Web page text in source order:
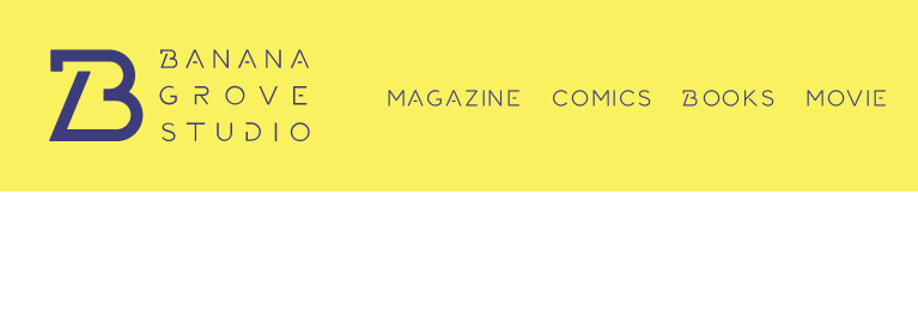
MAGAZINE COMICS BOOKS MOVIE